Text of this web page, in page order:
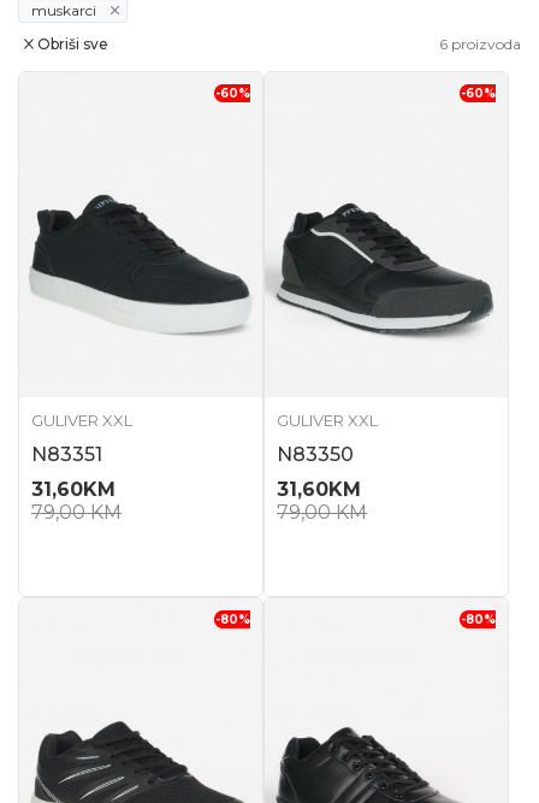
muskarci
6 proizvoda
Obriši sve
-60%
GULIVER XXL
N83351
31,60KM
79,00KM
-60%
GULIVER XXL
N83350
31,60KM
79,00KM
-80% -80%